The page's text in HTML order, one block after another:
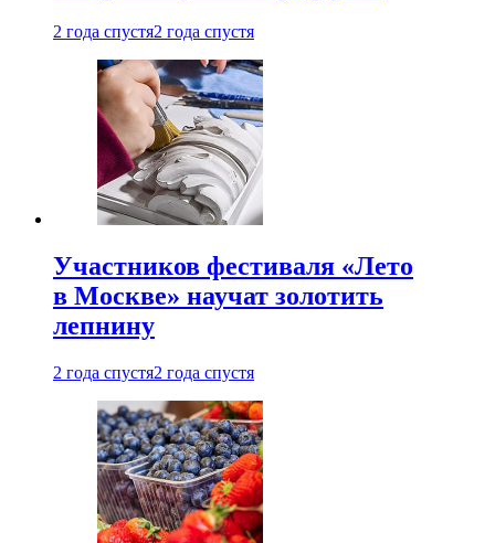
2 года спустя2 года спустя
Участников фестиваля «Лето
в Москве» научат золотить
лепнину
2 года спустя2 года спустя